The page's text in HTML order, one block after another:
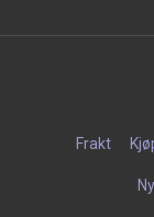
Frakt